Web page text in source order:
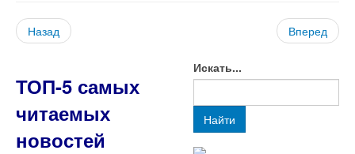
Назад Вперед
ТОП-5 самых
читаемых
новостей
Искать...
Найти